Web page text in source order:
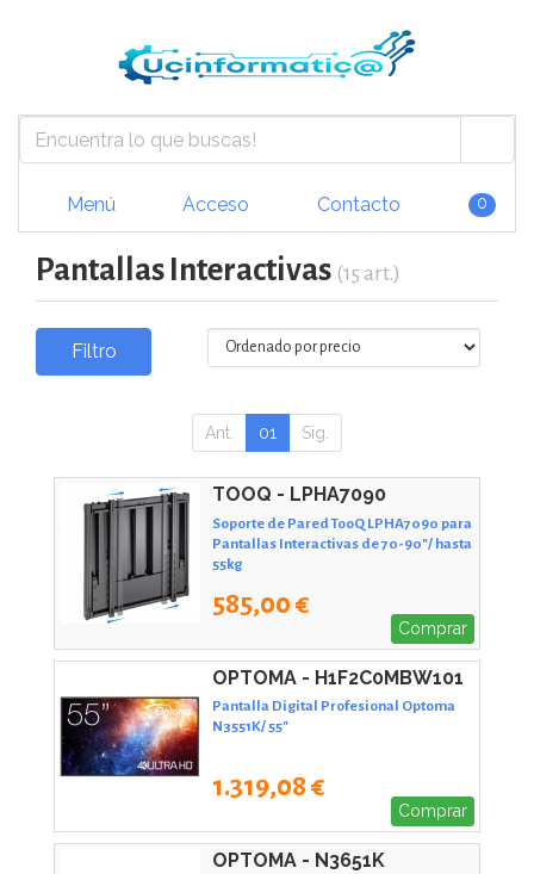
Menú Acceso Contacto 0
Pantallas Interactivas (15 art.)
Filtro
Ant. 01 Sig.
TOOQ - LPHA7090
Soporte de Pared TooQ LPHA7090 para
Pantallas Interactivas de 70-90"/ hasta
55kg
585,00 €
Comprar
OPTOMA - H1F2C0MBW101
Pantalla Digital Profesional Optoma
N3551K/ 55"
1.319,08 €
Comprar
OPTOMA - N3651K